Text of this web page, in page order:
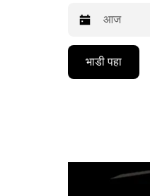
Press
down
भाडी पहा